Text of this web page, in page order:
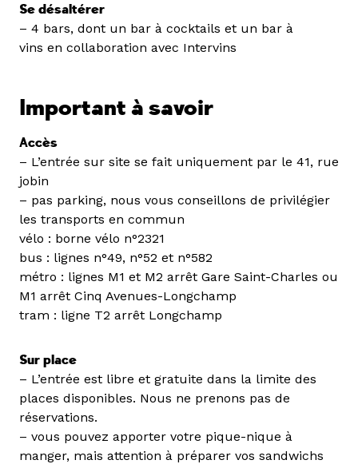
Se désaltérer
– 4 bars, dont un bar à cocktails et un bar à
vins en collaboration avec Intervins
Important à savoir
Accès
– L’entrée sur site se fait uniquement par le 41, rue
jobin
– pas parking, nous vous conseillons de privilégier
les transports en commun
vélo : borne vélo n°2321
bus : lignes n°49, n°52 et n°582
métro : lignes M1 et M2 arrêt Gare Saint-Charles ou
M1 arrêt Cinq Avenues-Longchamp
tram : ligne T2 arrêt Longchamp
Sur place
– L’entrée est libre et gratuite dans la limite des
places disponibles. Nous ne prenons pas de
réservations.
– vous pouvez apporter votre pique-nique à
manger, mais attention à préparer vos sandwichs